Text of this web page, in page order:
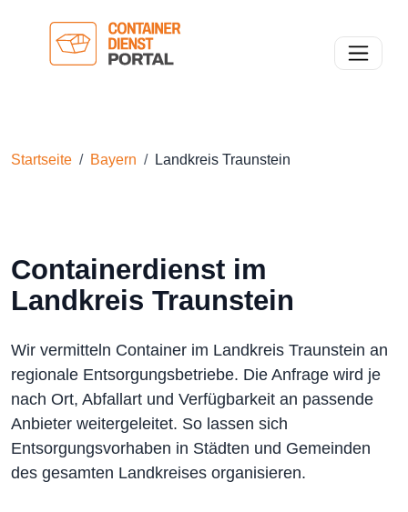
Toggle
Startseite Bayern Landkreis Traunstein
Containerdienst im
Landkreis Traunstein
Wir vermitteln Container im Landkreis Traunstein an
regionale Entsorgungsbetriebe. Die Anfrage wird je
nach Ort, Abfallart und Verfügbarkeit an passende
Anbieter weitergeleitet. So lassen sich
Entsorgungsvorhaben in Städten und Gemeinden
des gesamten Landkreises organisieren.